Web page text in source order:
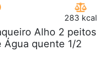
283 kcal
Alho 2 peitos
Água quente 1/2